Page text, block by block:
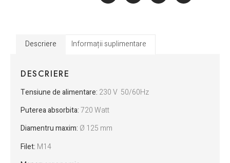
Descriere Informații suplimentare
DESCRIERE
Tensiune de alimentare: 230 V 50/60Hz
Puterea absorbita:720 Watt
Diamentru maxim: Ø 125 mm
Filet: M14